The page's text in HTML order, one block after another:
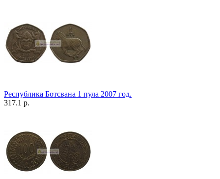
Республика Ботсвана 1 пула 2007 год.
317.1 р.